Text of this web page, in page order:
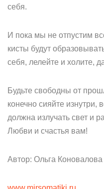
себя.
И пока мы не отпустим
кисты будут
себя, лелейте и холите,
Будьте свободны от
конечно сияйте
должна излучать свет и
Любви и счастья вам!
Автор: Ольга Коновалова